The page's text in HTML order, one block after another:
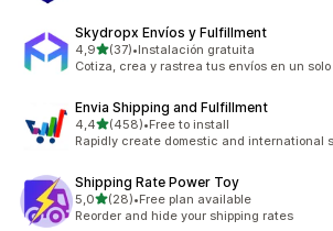
Skydropx Envíos y Fulfillment
4,9de 5 estrelas
(37)
37 total de avaliações
•Instalación gratuita
Cotiza, crea y rastrea tus envíos en un solo
Envia Shipping and Fulfillment
4,4de 5 estrelas
(458)
458 total de avaliações
•Free to install
Rapidly create domestic and international
Shipping Rate Power Toy
5,0de 5 estrelas
(28)
28 total de avaliações
•Free plan available
Reorder and hide your shipping rates